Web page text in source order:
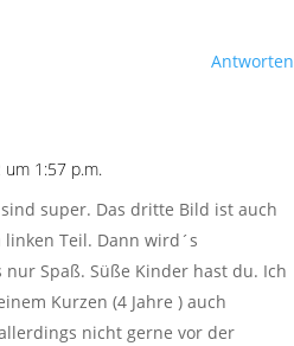
Antworten
um 1:57 p.m.
super. Das dritte Bild ist auch
Teil. Dann wird´s
Spaß. Süße Kinder hast du. Ich
Kurzen (4 Jahre ) auch
nicht gerne vor der